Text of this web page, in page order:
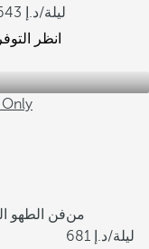
/ليلة
انظر التوفر
فن الطهومن
681
/ليلة